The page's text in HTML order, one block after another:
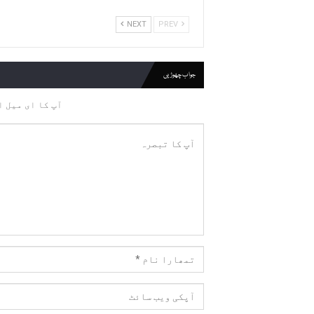
NEXT
جواب چھوڑیں
آپ کا ای میل